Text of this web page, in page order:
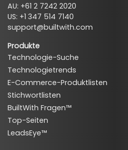
AU: +61 2 7242 2020
US: +1 347 514 7140
support@builtwith.com
Produkte
Technologie-Suche
Technologietrends
E-Commerce-Produktlisten
Stichwortlisten
BuiltWith Fragen™
Top-Seiten
LeadsEye™